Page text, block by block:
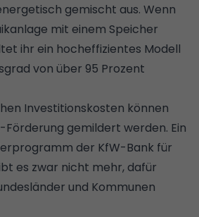
gemischt aus. Wenn
mit einem Speicher
ihr ein hocheffizientes Modell
von über 95 Prozent
Investitionskosten können
Förderung gemildert werden. Ein
der KfW-Bank für
es zwar nicht mehr, dafür
und Kommunen